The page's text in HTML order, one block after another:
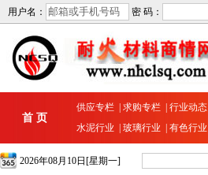
用户名： 密 码：
首 页
供应专栏 求购专栏 行业动态
水泥行业
玻璃行业 有色行业
2026年08月10日[星期一]